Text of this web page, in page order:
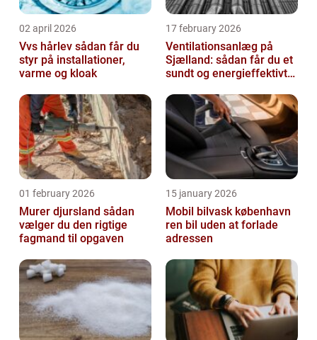
02 april 2026
Vvs hårlev sådan får du
styr på installationer,
varme og kloak
17 february 2026
Ventilationsanlæg på
Sjælland: sådan får du et
sundt og energieffektivt
01 february 2026
Murer djursland sådan
vælger du den rigtige
fagmand til opgaven
15 january 2026
Mobil bilvask københavn
ren bil uden at forlade
adressen